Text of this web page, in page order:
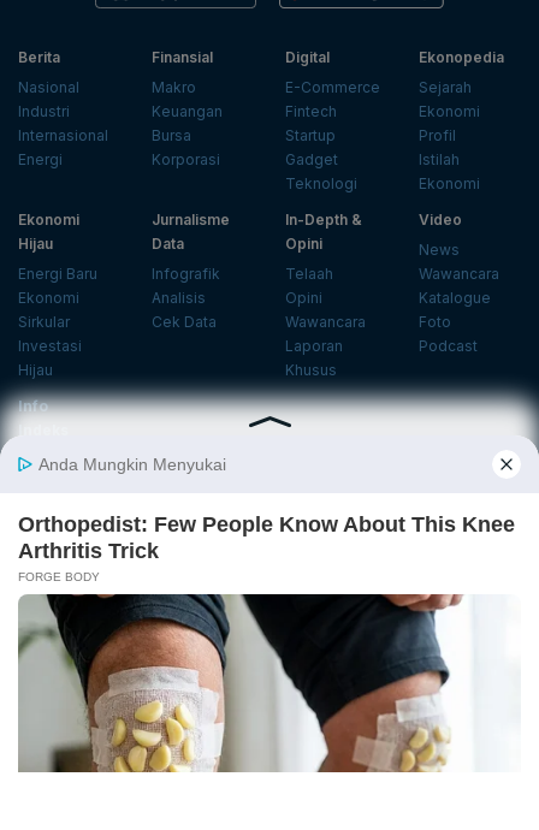
Berita
Nasional
Industri
Internasional
Energi
Finansial
Makro
Keuangan
Bursa
Korporasi
Digital
E-Commerce
Fintech
Startup
Gadget
Teknologi
Ekonopedia
Sejarah
Ekonomi
Profil
Istilah
Ekonomi
Ekonomi
Hijau
Energi Baru
Ekonomi
Sirkular
Investasi
Hijau
Jurnalisme
Data
Infografik
Analisis
Cek Data
In-Depth &
Opini
Telaah
Opini
Wawancara
Laporan
Khusus
Video
News
Wawancara
Katalogue
Foto
Podcast
Info
Databoks
Event
KatadataOto
Langganan Newsletter